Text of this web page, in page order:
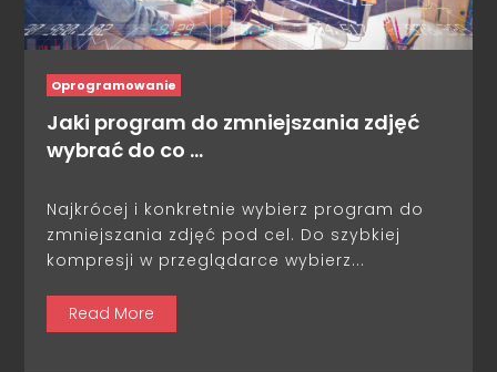
Oprogramowanie
Jaki program do zmniejszania zdjęć
wybrać do co …
Najkrócej i konkretnie wybierz program do
zmniejszania zdjęć pod cel. Do szybkiej
kompresji w przeglądarce wybierz...
Read More